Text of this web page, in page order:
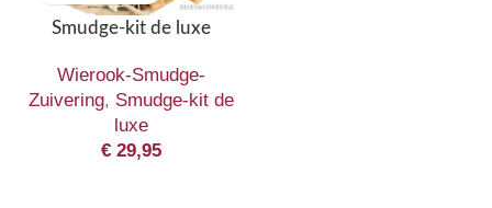
Smudge-kit de luxe
Wierook-Smudge-
Zuivering, Smudge-kit de
luxe
€ 29,95